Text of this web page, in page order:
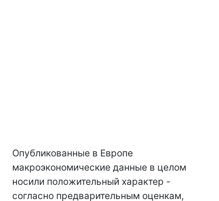
Опубликованные в Европе
макроэкономические данные в целом
носили положительный характер -
согласно предварительным оценкам,